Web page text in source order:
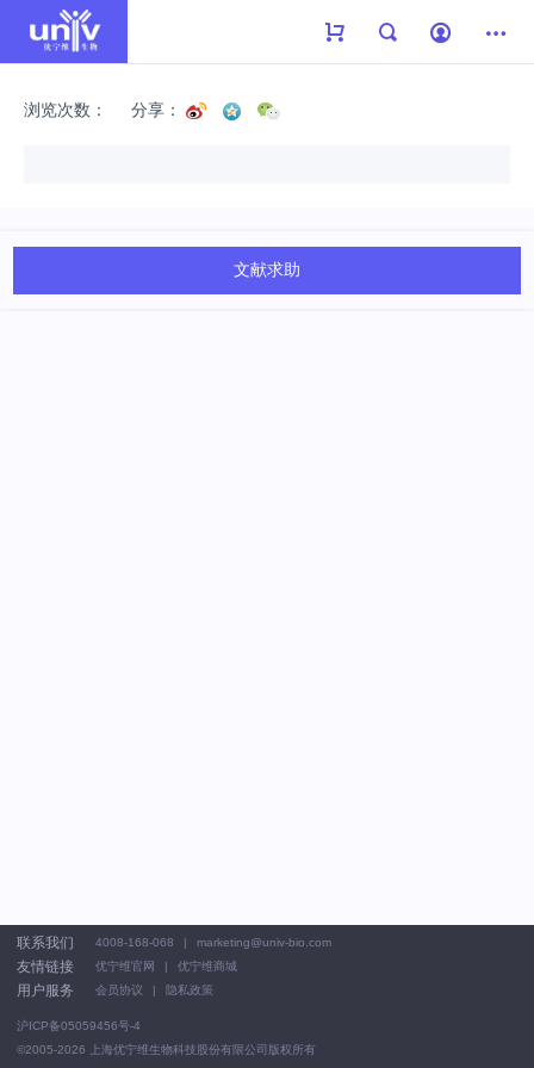
浏览次数： 分享：
文献求助
联系我们 4008-168-068 marketing@univ-bio.com
友情链接 优宁维官网 优宁维商城
用户服务 会员协议 隐私政策
沪ICP备05059456号-4
©2005-2026 上海优宁维生物科技股份有限公司版权所有